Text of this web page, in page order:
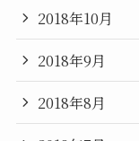
2018年10月
2018年9月
2018年8月